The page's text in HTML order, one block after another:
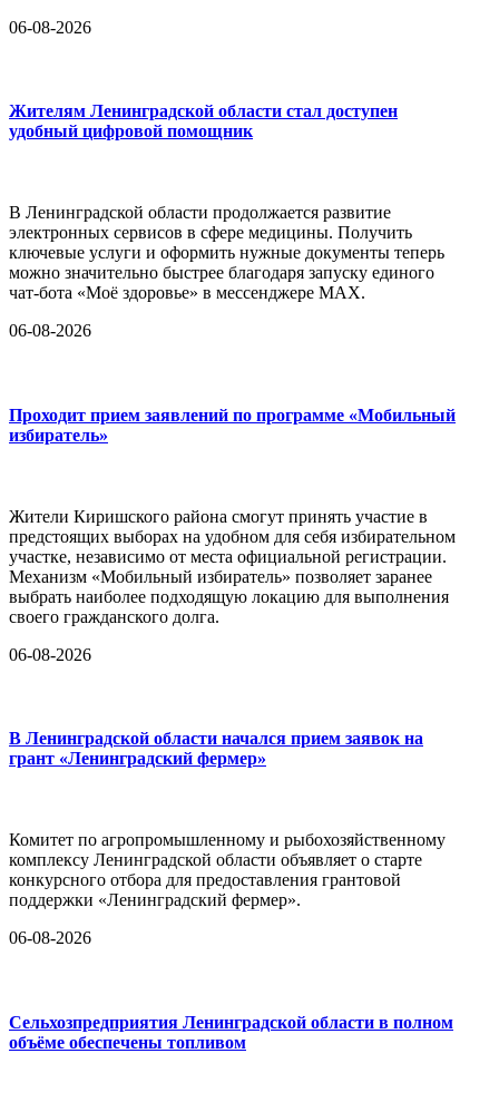
06-08-2026
Жителям Ленинградской области стал доступен
удобный цифровой помощник
В Ленинградской области продолжается развитие
электронных сервисов в сфере медицины. Получить
ключевые услуги и оформить нужные документы теперь
можно значительно быстрее благодаря запуску единого
чат-бота «Моё здоровье» в мессенджере MAX.
06-08-2026
Проходит прием заявлений по программе «Мобильный
избиратель»
Жители Киришского района смогут принять участие в
предстоящих выборах на удобном для себя избирательном
участке, независимо от места официальной регистрации.
Механизм «Мобильный избиратель» позволяет заранее
выбрать наиболее подходящую локацию для выполнения
своего гражданского долга.
06-08-2026
В Ленинградской области начался прием заявок на
грант «Ленинградский фермер»
Комитет по агропромышленному и рыбохозяйственному
комплексу Ленинградской области объявляет о старте
конкурсного отбора для предоставления грантовой
поддержки «Ленинградский фермер».
06-08-2026
Сельхозпредприятия Ленинградской области в полном
объёме обеспечены топливом